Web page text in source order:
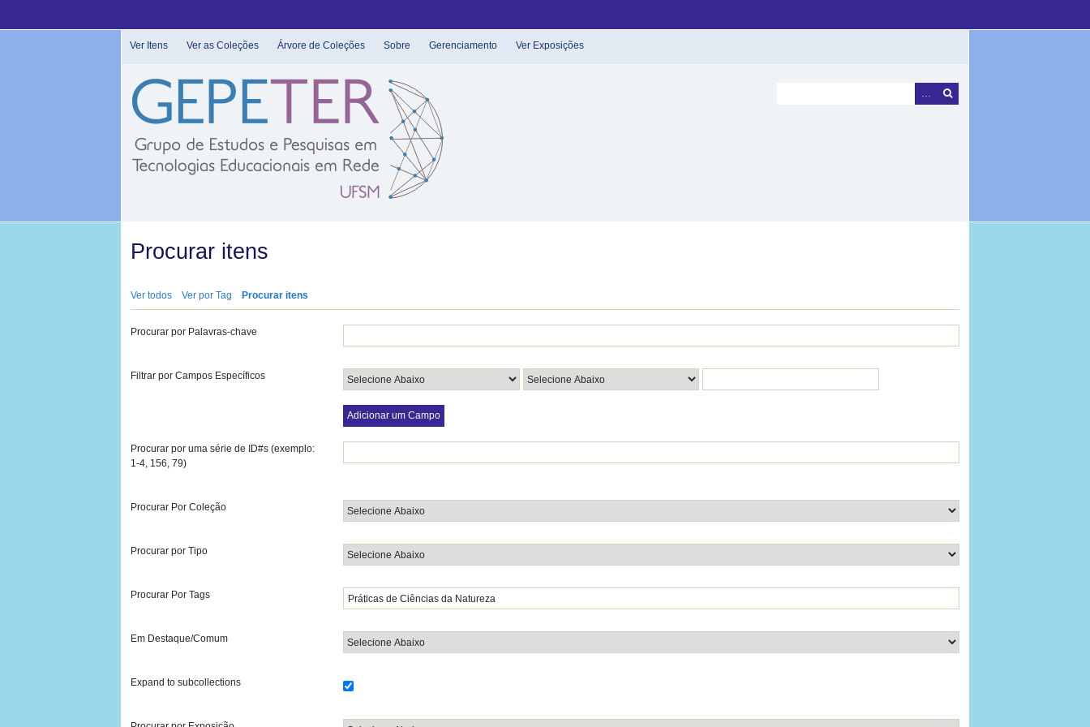
Ver Itens Ver as Coleções Árvore de Coleções Sobre Gerenciamento Ver Exposições
Procurar itens
Ver todos Ver por Tag Procurar itens
Procurar por Palavras-chave
Filtrar por Campos Específicos
Adicionar um Campo
Procurar por uma série de ID#s (exemplo:
1-4, 156, 79)
Procurar Por Coleção
Procurar por Tipo
Procurar Por Tags
Em Destaque/Comum
Expand to subcollections